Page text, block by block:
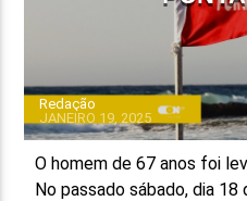
ON FM
Redação
JANEIRO 19, 2025
O homem de 67 anos foi
No passado sábado, dia